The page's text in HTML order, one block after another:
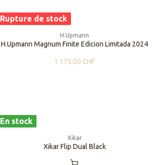
Rupture de stock
H.Upmann
H.Upmann Magnum Finite Edicion Limitada 2024
1 175,00 CHF
En stock
Xikar
Xikar Flip Dual Black